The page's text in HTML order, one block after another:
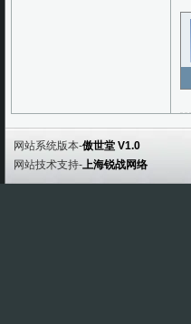
网站系统版本-傲世堂 V1.0
网站技术支持-上海锐战网络